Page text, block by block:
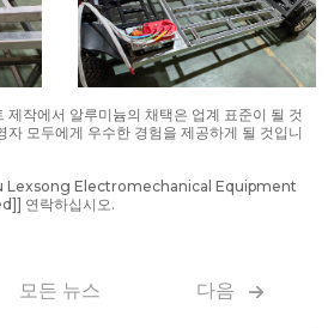
제작에서 알루미늄의 채택은 업계 표준이 될 것
자 모두에게 우수한 경험을 제공하게 될 것입니
Lexsong Electromechanical Equipment
] 연락하십시오.
모든 뉴스 다음